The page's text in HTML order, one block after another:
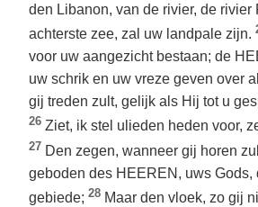
den Libanon, van de rivier, de rivier
achterste zee, zal uw landpale zijn.
voor uw aangezicht bestaan; de
uw schrik en uw vreze geven over
gij treden zult, gelijk als Hij tot u
26 Ziet, ik stel ulieden heden voor,
27 Den zegen, wanneer gij horen
geboden des HEEREN, uws Gods,
gebiede; 28 Maar den vloek, zo gij